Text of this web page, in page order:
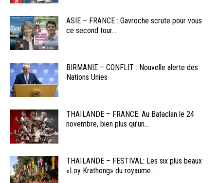
ASIE – FRANCE : Gavroche scrute pour vous
ce second tour...
BIRMANIE – CONFLIT : Nouvelle alerte des
Nations Unies
THAÏLANDE – FRANCE: Au Bataclan le 24
novembre, bien plus qu’un...
THAÏLANDE – FESTIVAL: Les six plus beaux
«Loy Krathong» du royaume...